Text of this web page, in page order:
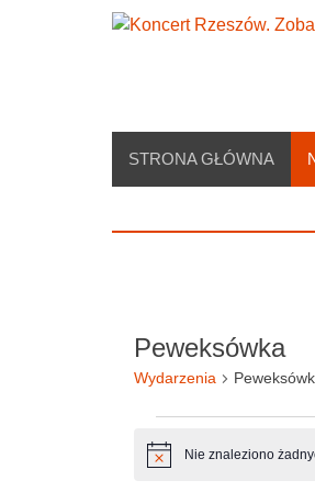
STRONA GŁÓWNA
Peweksówka
Wydarzenia
Powiadomienie
Nie znaleziono